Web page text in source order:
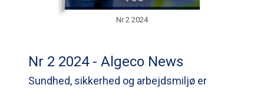
Nr 2 2024
Nr 2 2024 - Algeco News
Sundhed, sikkerhed og arbejdsmiljø er